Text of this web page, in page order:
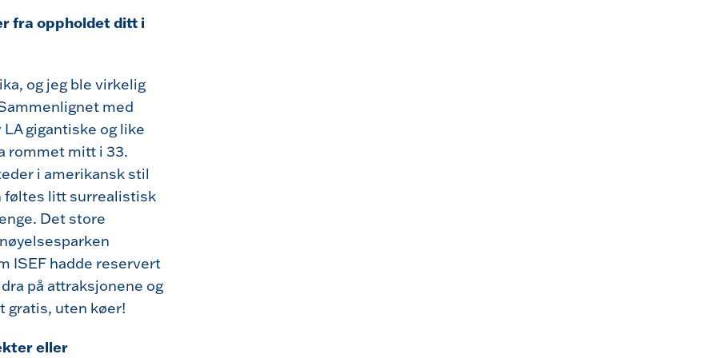
fra oppholdet ditt i
og jeg ble virkelig
med
gigantiske og like
rommet mitt i 33.
i amerikansk stil
føltes litt surrealistisk
Det store
ISEF hadde reservert
på attraksjonene og
gratis, uten køer!
eller